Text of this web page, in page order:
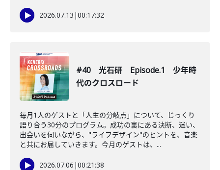
2026.07.13 |00:17:32
#40 光石研 Episode.1 少年時
代のクロスロード
毎月1人のゲストと「人生の分岐点」について、じっくり
語り合う30分のプログラム。成功の裏にある決断、迷い、
出会いを伺いながら、"ライフデザイン"のヒントを、音楽
と共にお届していきます。今月のゲストは、...
2026.07.06 |00:21:38